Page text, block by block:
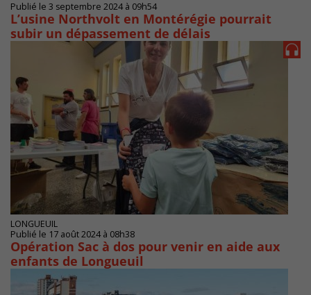
Publié le 3 septembre 2024 à 09h54
L’usine Northvolt en Montérégie pourrait
subir un dépassement de délais
LONGUEUIL
Publié le 17 août 2024 à 08h38
Opération Sac à dos pour venir en aide aux
enfants de Longueuil